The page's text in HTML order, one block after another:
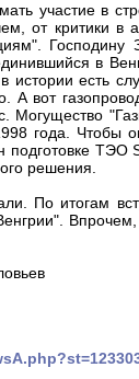
участие в
от критики в
Господину
в
истории есть
А вот
Могущество
года. Чтобы
ТЭО
решения.
По итогам